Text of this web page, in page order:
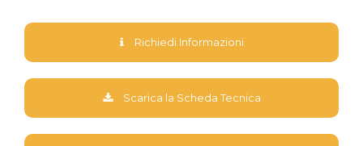
Richiedi Informazioni
Scarica la Scheda Tecnica